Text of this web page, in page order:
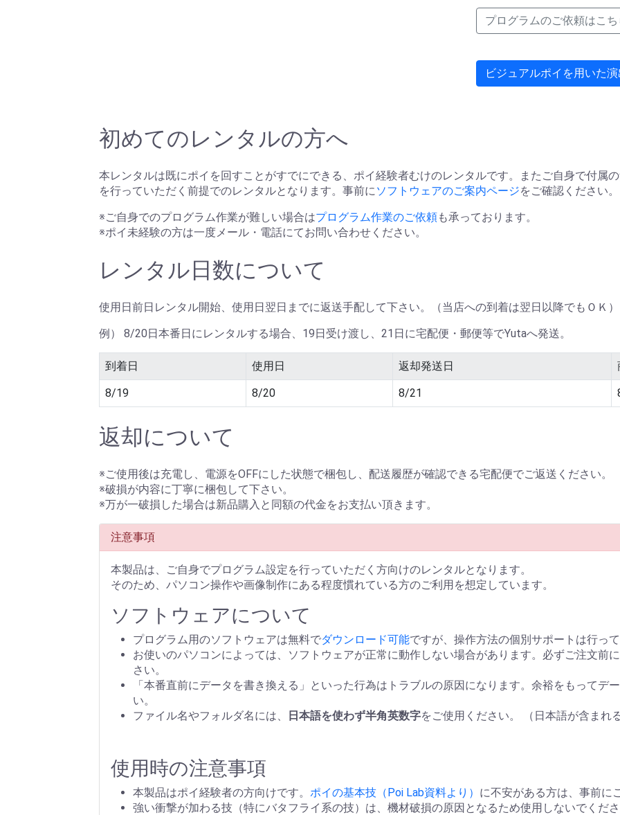
プログラムのご依頼はこち
ビジュアルポイを用いた
初めてのレンタルの方へ
本レンタルは既にポイを回すことがすでにできる、ポイ経験者むけのレンタルです。またご自身で付属
を行っていただく前提でのレンタルとなります。事前にソフトウェアのご案内ページをご確認ください。
※ご自身でのプログラム作業が難しい場合はプログラム作業のご依頼も承っております。
※ポイ未経験の方は一度メール・電話にてお問い合わせください。
レンタル日数について
使用日前日レンタル開始、使用日翌日までに返送手配して下さい。（当店への到着は翌日以降でもＯＫ）
例） 8/20日本番日にレンタルする場合、19日受け渡し、21日に宅配便・郵便等でYutaへ発送。
到着日 使用日 返却発送日
8/19 8/20 8/21
返却について
※ご使用後は充電し、電源をOFFにした状態で梱包し、配送履歴が確認できる宅配便でご返送ください。
※破損が内容に丁寧に梱包して下さい。
※万が一破損した場合は新品購入と同額の代金をお支払い頂きます。
注意事項
本製品は、ご自身でプログラム設定を行っていただく方向けのレンタルとなります。
そのため、パソコン操作や画像制作にある程度慣れている方のご利用を想定しています。
ソフトウェアについて
プログラム用のソフトウェアは無料でダウンロード可能ですが、操作方法の個別サポートは行って
お使いのパソコンによっては、ソフトウェアが正常に動作しない場合があります。必ずご注文前
さい。
「本番直前にデータを書き換える」といった行為はトラブルの原因になります。余裕をもってデ
い。
ファイル名やフォルダ名には、
日本語を使わず半角英数字をご使用ください。 （日本語が含まれ
使用時の注意事項
本製品はポイ経験者の方向けです。 ポイの基本技（Poi Lab資料より） に不安がある方は、事前に
強い衝撃が加わる技（特にバタフライ系の技）は、機材破損の原因となるため使用しないでくださ